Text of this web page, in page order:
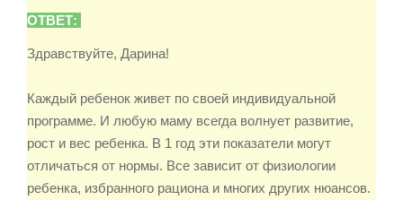
ОТВЕТ:
Здравствуйте, Дарина!
Каждый ребенок живет по своей индивидуальной
программе. И любую маму всегда волнует развитие,
рост и вес ребенка. В 1 год эти показатели могут
отличаться от нормы. Все зависит от физиологии
ребенка, избранного рациона и многих других нюансов.